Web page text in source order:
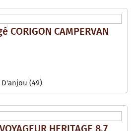
CORIGON CAMPERVAN
(49)
HERITAGE 8.7